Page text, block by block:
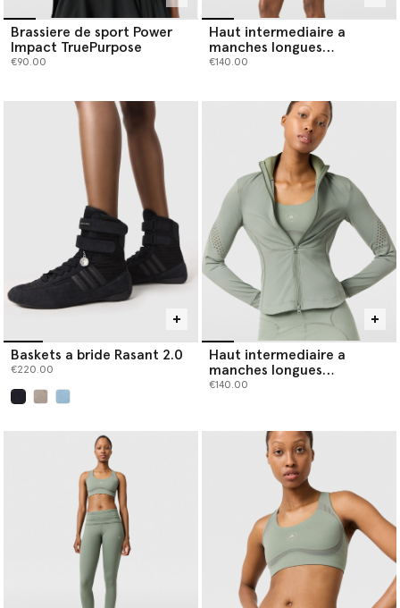
Brassiere de sport Power
Impact TruePurpose
€90.00
Haut intermediaire a
manches longues
TruePurpose
€140.00
Baskets a bride Rasant 2.0
€220.00
Haut intermediaire a
manches longues
TruePurpose
€140.00